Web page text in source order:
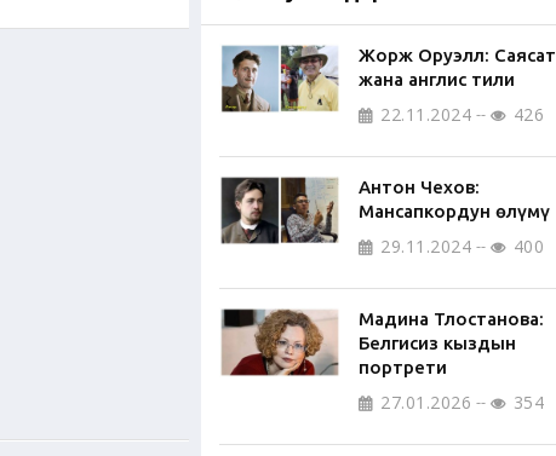
Жорж Оруэлл: Саясат
жана англис тили
22.11.2024 426
Антон Чехов:
Мансапкордун өлүмү
29.11.2024 400
Мадина Тлостанова:
Белгисиз кыздын
портрети
27.01.2026 354